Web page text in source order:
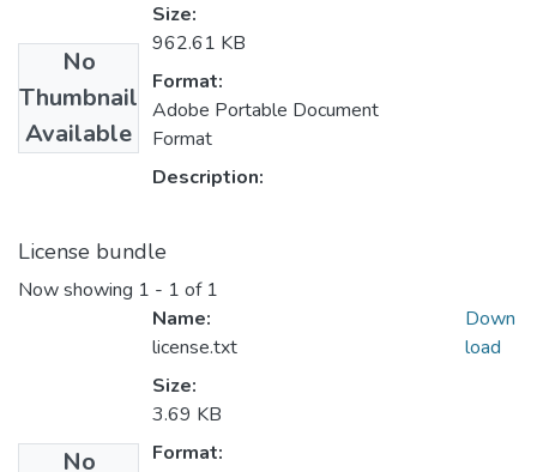
No
Thumbnail
Available
Size:
962.61 KB
Format:
Adobe Portable Document
Format
Description:
License bundle
Now showing 1 - 1 of 1
No
Name:
license.txt
Size:
3.69 KB
Format:
Down
load